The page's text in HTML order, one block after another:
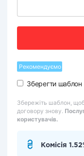
Рекомендуємо
Зберегти шаблон
Збережіть шаблон,
договору знову.
користувачів.
Комісія